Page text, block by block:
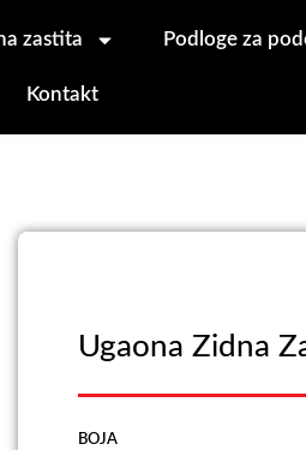
zastita Podloge za
Kontakt
Ugaona Zidna
BOJA